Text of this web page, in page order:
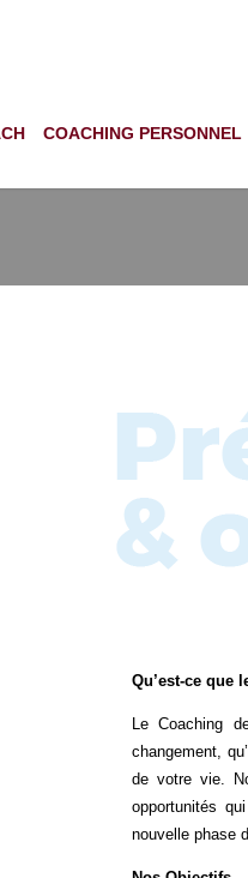
COACHING PERSONNEL
Qu’est-ce que
Le Coaching
changement,
de votre vie.
opportunités
nouvelle phase